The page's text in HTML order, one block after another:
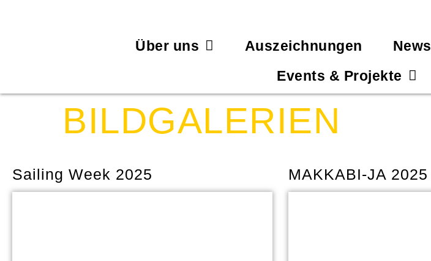
Über uns Auszeichnungen News
Events & Projekte
BILDGALERIEN
Sailing Week 2025 MAKKABI-JA 2025